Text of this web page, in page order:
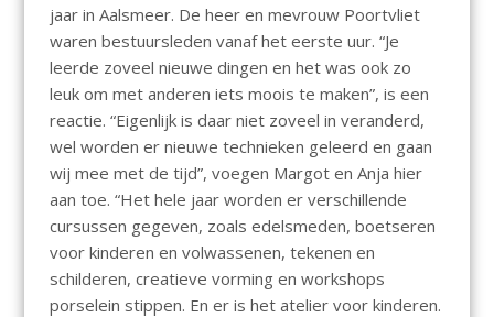
jaar in Aalsmeer. De heer en mevrouw Poortvliet
waren bestuursleden vanaf het eerste uur. “Je
leerde zoveel nieuwe dingen en het was ook zo
leuk om met anderen iets moois te maken”, is een
reactie. “Eigenlijk is daar niet zoveel in veranderd,
wel worden er nieuwe technieken geleerd en gaan
wij mee met de tijd”, voegen Margot en Anja hier
aan toe. “Het hele jaar worden er verschillende
cursussen gegeven, zoals edelsmeden, boetseren
voor kinderen en volwassenen, tekenen en
schilderen, creatieve vorming en workshops
porselein stippen. En er is het atelier voor kinderen.